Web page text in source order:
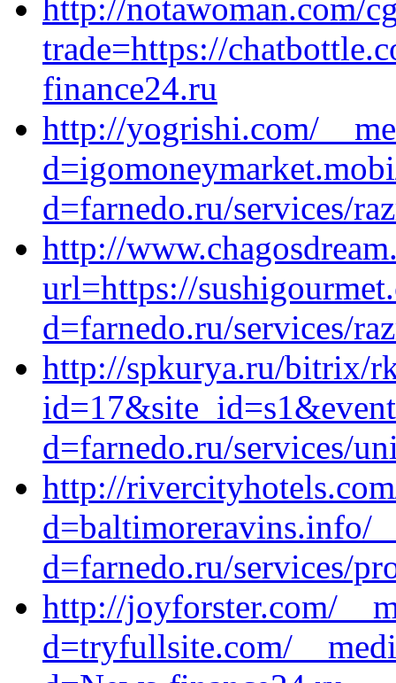
http://notawoman.com/
trade=https://
finance24.ru
http://yogrishi.com/
d=farnedo.ru/services/
http://
url=https://
d=farnedo.ru/services/
http://spkurya.ru/bitrix/
d=farnedo.ru/services/
http://
d=baltimoreravins.info/
d=farnedo.ru/services/
http://joyforster.com/
d=tryfullsite.com/